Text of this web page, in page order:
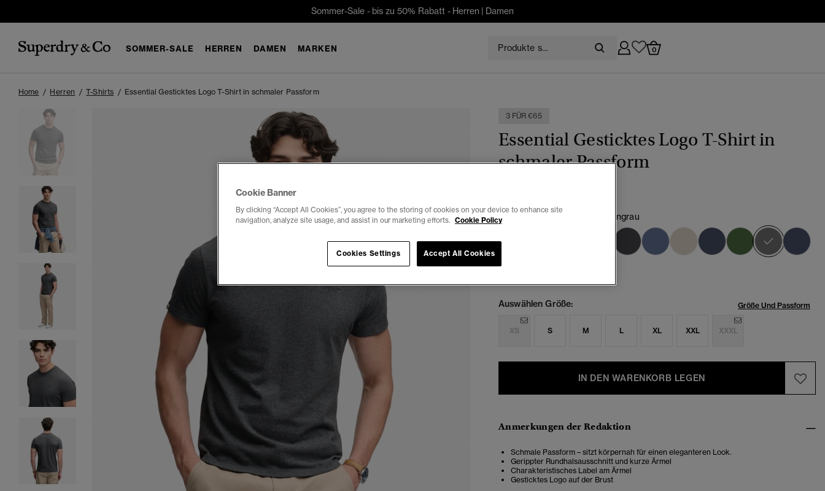
Sommer-Sale - bis zu 50% Rabatt - Herren | Damen
SOMMER-SALE HERREN DAMEN MARKEN 0
Home Herren T-Shirts Essential Gesticktes Logo T-Shirt in schmaler Passform
3 FÜR €65
Essential Gesticktes Logo T-Shirt in
schmaler Passform
Farbe: Antikgrau meliert/Steingrau
Auswählen Größe: Größe Und Passform
XS S M L XL XXL XXXL
IN DEN WARENKORB LEGEN
Anmerkungen der Redaktion
Schmale Passform – sitzt körpernah für einen eleganteren Look.
Gerippter Rundhalsausschnitt und kurze Ärmel
Charakteristisches Label am Ärmel
Gesticktes Logo auf der Brust
Cookie Banner
By clicking “Accept All Cookies”, you agree to the storing of cookies on your device to enhance site
navigation, analyze site usage, and assist in our marketing efforts. Cookie Policy
Accept All Cookies
Cookies Settings